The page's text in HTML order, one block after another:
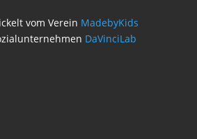
vom Verein MadebyKids
DaVinciLab